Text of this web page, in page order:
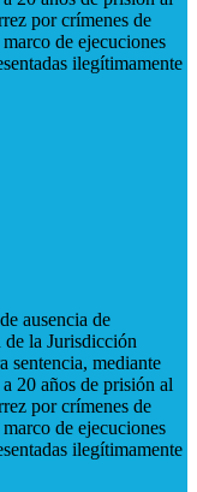
por crímenes de
de ejecuciones
ilegítimamente
ausencia de
la Jurisdicción
sentencia, mediante
20 años de prisión al
por crímenes de
de ejecuciones
ilegítimamente